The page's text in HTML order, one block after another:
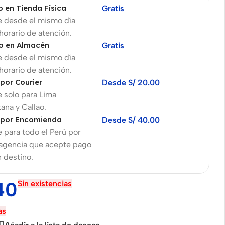
en Tienda Física
desde el mismo día
de atención.
Gratis
en Almacén
desde el mismo día
de atención.
Gratis
Courier
solo para Lima
y Callao.
Desde S/ 20.00
Encomienda
para todo el Perú por
que acepte pago
destino.
Desde S/ 40.00
Sin existencias